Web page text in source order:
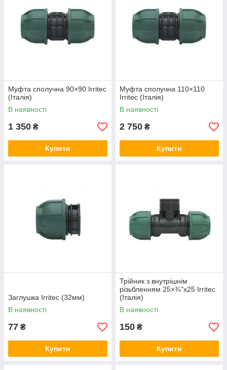
Муфта сполучна 90×90 Irritec
(Італія)
В наявності
1 350 ₴
Купити
Муфта сполучна 110×110
Irritec (Італія)
В наявності
2 750 ₴
Купити
Заглушка Irritec (32мм)
В наявності
77 ₴
Купити
Трійник з внутрішнім
різьбленням 25×¾"x25 Irritec
(Італія)
В наявності
150 ₴
Купити